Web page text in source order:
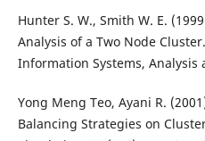
Hunter S. W., Smith W. E.
Analysis of a Two Node
Information Systems, Analysis
Yong Meng Teo, Ayani R.
Balancing Strategies on